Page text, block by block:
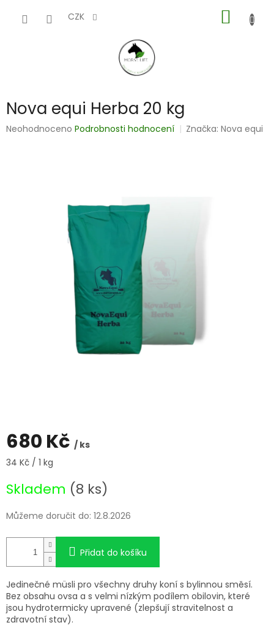
CZK
KOŠÍK
Nova equi Herba 20 kg
Průměrné
Neohodnoceno Podrobnosti hodnocení Značka:Nova equi
680 Kč / ks
Měrná
34 Kč / 1 kg
Skladem (8 ks)
Můžeme doručit do: 12.8.2026
Přidat do košíku
Jedinečné müsli pro všechny druhy koní s bylinnou směsí.
Bez obsahu ovsa a s velmi nízkým podílem obilovin, které
jsou hydrotermicky upravené (zlepšují stravitelnost a
zdravotní stav).